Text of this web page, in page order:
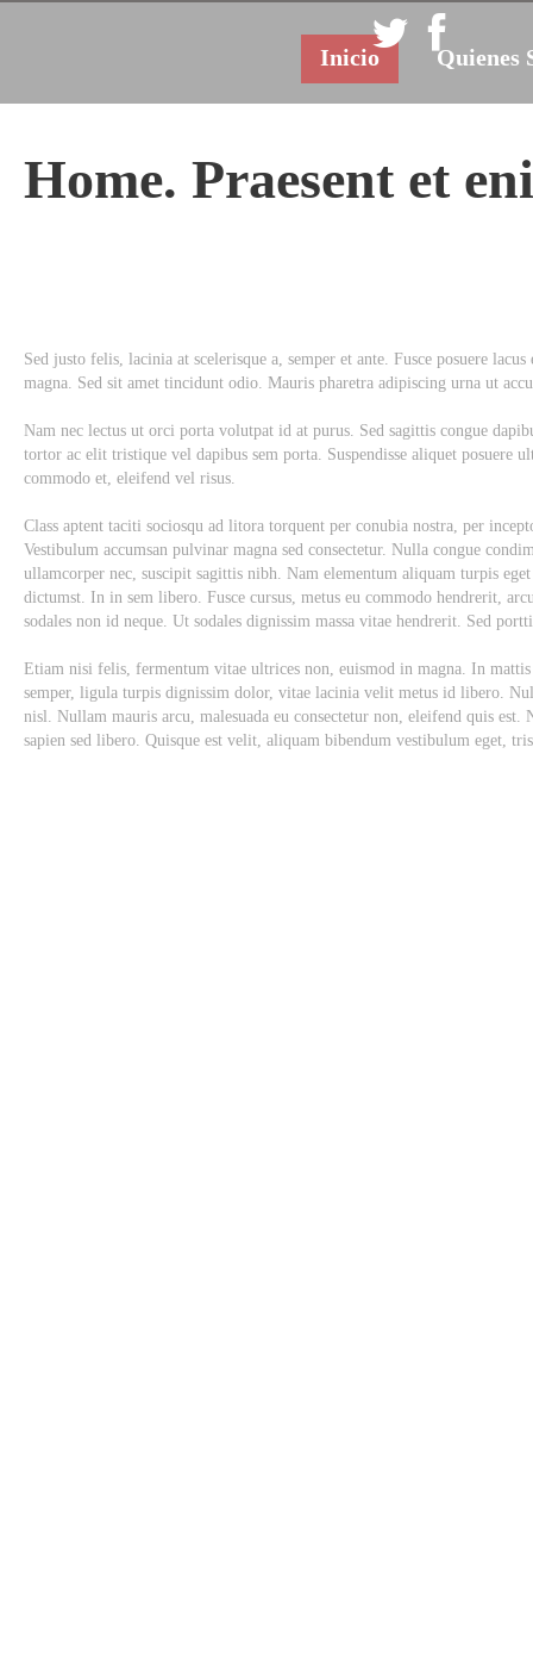
Inicio Quienes
Home. Praesent et
Sed justo felis, lacinia at scelerisque a, semper et ante. Fusce posuere
magna. Sed sit amet tincidunt odio. Mauris pharetra adipiscing urna ut
Nam nec lectus ut orci porta volutpat id at purus. Sed sagittis congue
tortor ac elit tristique vel dapibus sem porta. Suspendisse aliquet
commodo et, eleifend vel risus.
Class aptent taciti sociosqu ad litora torquent per conubia nostra, per
Vestibulum accumsan pulvinar magna sed consectetur. Nulla congue
ullamcorper nec, suscipit sagittis nibh. Nam elementum aliquam turpis
dictumst. In in sem libero. Fusce cursus, metus eu commodo hendrerit,
sodales non id neque. Ut sodales dignissim massa vitae hendrerit. Sed
Etiam nisi felis, fermentum vitae ultrices non, euismod in magna. In
semper, ligula turpis dignissim dolor, vitae lacinia velit metus id libero.
nisl. Nullam mauris arcu, malesuada eu consectetur non, eleifend quis
sapien sed libero. Quisque est velit, aliquam bibendum vestibulum eget,